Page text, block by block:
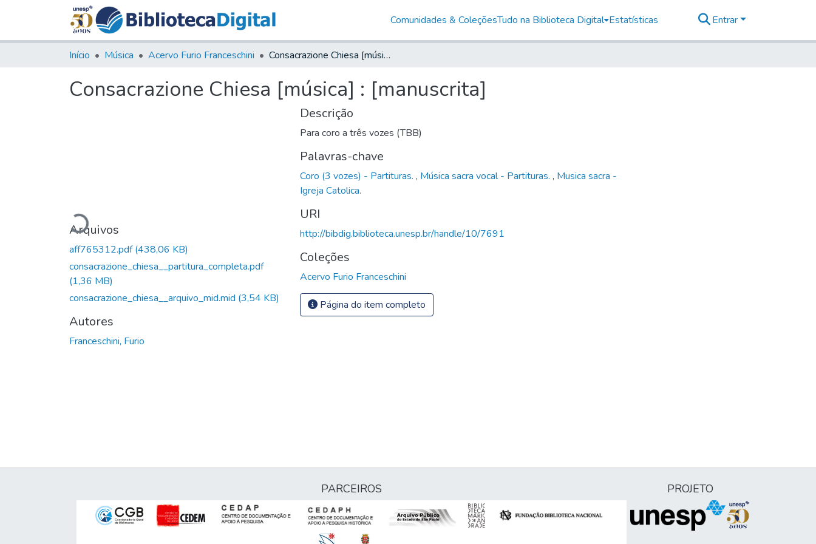
Comunidades & ColeçõesTudo na Biblioteca Digital Estatísticas Entrar
Início Música Acervo Furio Franceschini Consacrazione Chiesa [música] : [manuscrita]
Consacrazione Chiesa [música] : [manuscrita]
Carregando...
Arquivos
aff765312.pdf(438,06 KB)
consacrazione_chiesa__partitura_completa.pdf
(1,36 MB)
consacrazione_chiesa__arquivo_mid.mid (3,54 KB)
Autores
Franceschini, Furio
Descrição
Para coro a três vozes (TBB)
Palavras-chave
Coro (3 vozes) - Partituras. , Música sacra vocal - Partituras. , Musica sacra -
Igreja Catolica.
URI
http://bibdig.biblioteca.unesp.br/handle/10/7691
Coleções
Acervo Furio Franceschini
Página do item completo
PARCEIROS PROJETO